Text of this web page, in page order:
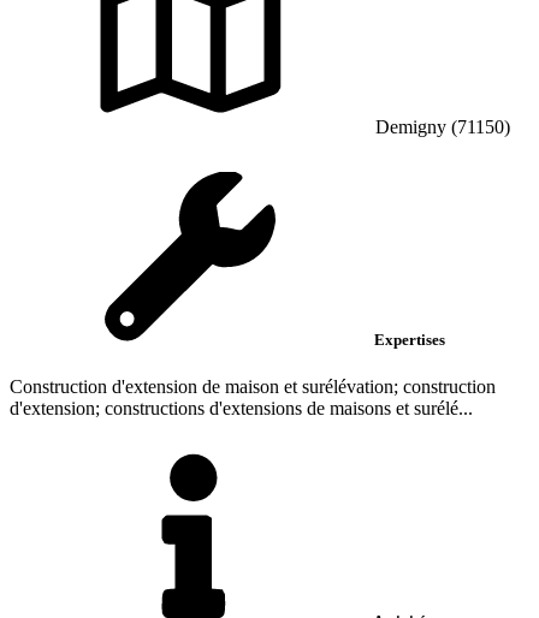
Demigny (71150)
Expertises
Construction d'extension de maison et surélévation; construction
d'extension; constructions d'extensions de maisons et surélé...